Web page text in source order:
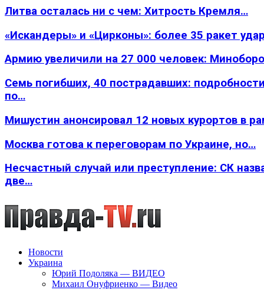
Литва осталась ни с чем: Хитрость Кремля…
«Искандеры» и «Цирконы»: более 35 ракет
Армию увеличили на 27 000 человек:
Семь погибших, 40 пострадавших:
по…
Мишустин анонсировал 12 новых курортов в
Москва готова к переговорам по Украине, но…
Несчастный случай или преступление: СК
две…
Новости
Украина
Юрий Подоляка — ВИДЕО
Михаил Онуфриенко — Видео